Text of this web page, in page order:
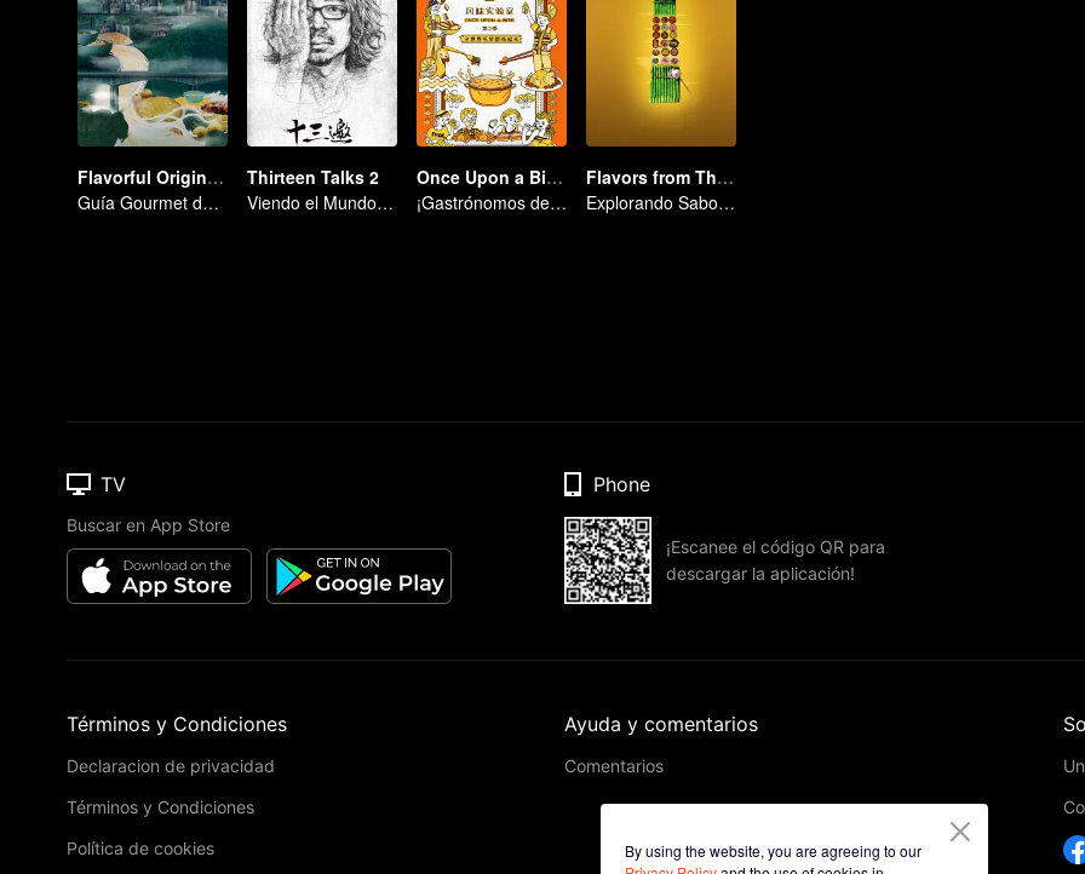
Flavorful Origins: Gui Yang
Guía Gourmet de Guiyang
Thirteen Talks 2
Viendo el Mundo con Prejuicio
Once Upon a Bite S2
¡Gastrónomos del Mundo, Uníos!
Flavors from The River
Explorando Sabores del Río Zi
By using the website, you are agreeing to our
TV
Buscar en App Store
Phone
¡Escanee el código QR para
descargar la aplicación!
Términos y Condiciones
Declaracion de privacidad
Términos y Condiciones
Política de cookies
Ayuda y comentarios
Comentarios